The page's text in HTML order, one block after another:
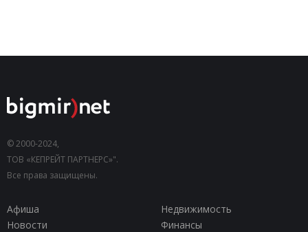
© 2000-2024,
ТОВ «КЕПРЕЙТ ПАРТНЕРС»".
Все права защищены.
Афиша
Недвижимость
Новости
Финансы